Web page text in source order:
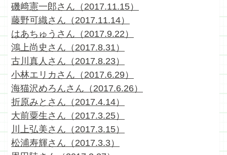
磯﨑憲一郎さん（2017.11.15）
藤野可織さん（2017.11.14）
はあちゅうさん（2017.9.22）
鴻上尚史さん（2017.8.31）
古川真人さん（2017.8.23）
小林エリカさん（2017.6.29）
海猫沢めろんさん（2017.6.26）
折原みとさん（2017.4.14）
大前粟生さん（2017.3.25）
川上弘美さん（2017.3.15）
松浦寿輝さん（2017.3.3）